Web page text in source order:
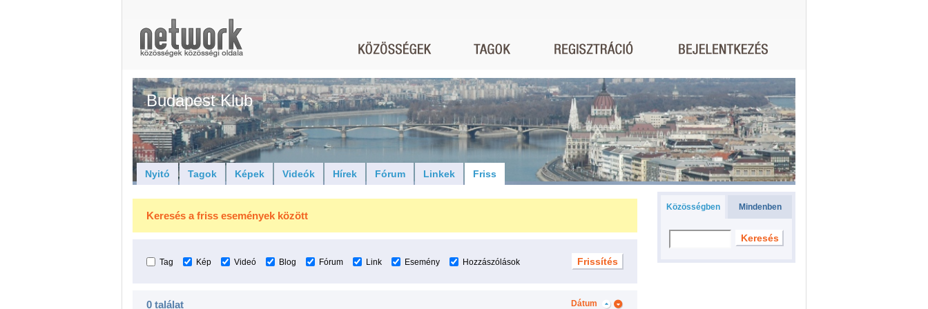
Budapest Klub
Nyitó Tagok Képek Videók Hírek Fórum Linkek Friss
Keresés a friss események között
Tag Kép Videó Blog Fórum Link Esemény Hozzászólások
0 találat Dátum
Közösségben Mindenben